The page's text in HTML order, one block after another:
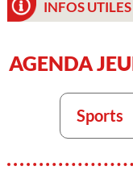
INFOS UTILES
AGENDA
Sports